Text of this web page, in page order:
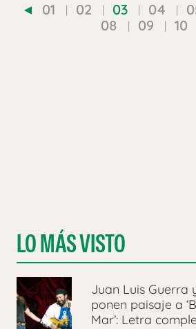
01 02 03 04
08
09 10
LO MÁS VISTO
Juan Luis Guerra
ponen paisaje a
Mar’: Letra